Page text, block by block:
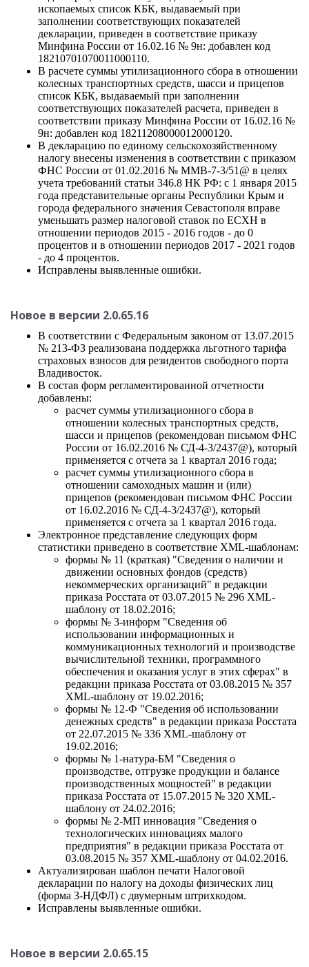
ископаемых список КБК, выдаваемый при
заполнении соответствующих показателей
декларации, приведен в соответствие приказу
Минфина России от 16.02.16 № 9н: добавлен код
18210701070011000110.
В расчете суммы утилизационного сбора в отношении
колесных транспортных средств, шасси и прицепов
список КБК, выдаваемый при заполнении
соответствующих показателей расчета, приведен в
соответствии приказу Минфина России от 16.02.16 №
9н: добавлен код 18211208000012000120.
В декларацию по единому сельскохозяйственному
налогу внесены изменения в соответствии с приказом
ФНС России от 01.02.2016 № ММВ-7-3/51@ в целях
учета требований статьи 346.8 НК РФ: с 1 января 2015
года представительные органы Республики Крым и
города федерального значения Севастополя вправе
уменьшать размер налоговой ставок по ЕСХН в
отношении периодов 2015 - 2016 годов - до 0
процентов и в отношении периодов 2017 - 2021 годов
- до 4 процентов.
Исправлены выявленные ошибки.
Новое в версии 2.0.65.16
В соответствии с Федеральным законом от 13.07.2015
№ 213-ФЗ реализована поддержка льготного тарифа
страховых взносов для резидентов свободного порта
Владивосток.
В состав форм регламентированной отчетности
добавлены:
расчет суммы утилизационного сбора в
отношении колесных транспортных средств,
шасси и прицепов (рекомендован письмом ФНС
России от 16.02.2016 № СД-4-3/2437@), который
применяется с отчета за 1 квартал 2016 года;
расчет суммы утилизационного сбора в
отношении самоходных машин и (или)
прицепов (рекомендован письмом ФНС России
от 16.02.2016 № СД-4-3/2437@), который
применяется с отчета за 1 квартал 2016 года.
Электронное представление следующих форм
статистики приведено в соответствие XML-шаблонам:
формы № 11 (краткая) "Сведения о наличии и
движении основных фондов (средств)
некоммерческих организаций" в редакции
приказа Росстата от 03.07.2015 № 296 XML-
шаблону от 18.02.2016;
формы № 3-информ "Сведения об
использовании информационных и
коммуникационных технологий и производстве
вычислительной техники, программного
обеспечения и оказания услуг в этих сферах" в
редакции приказа Росстата от 03.08.2015 № 357
XML-шаблону от 19.02.2016;
формы № 12-Ф "Сведения об использовании
денежных средств" в редакции приказа Росстата
от 22.07.2015 № 336 XML-шаблону от
19.02.2016;
формы № 1-натура-БМ "Сведения о
производстве, отгрузке продукции и балансе
производственных мощностей" в редакции
приказа Росстата от 15.07.2015 № 320 XML-
шаблону от 24.02.2016;
формы № 2-МП инновация "Сведения о
технологических инновациях малого
предприятия" в редакции приказа Росстата от
03.08.2015 № 357 XML-шаблону от 04.02.2016.
Актуализирован шаблон печати Налоговой
декларации по налогу на доходы физических лиц
(форма 3-НДФЛ) с двумерным штрихкодом.
Исправлены выявленные ошибки.
Новое в версии 2.0.65.15